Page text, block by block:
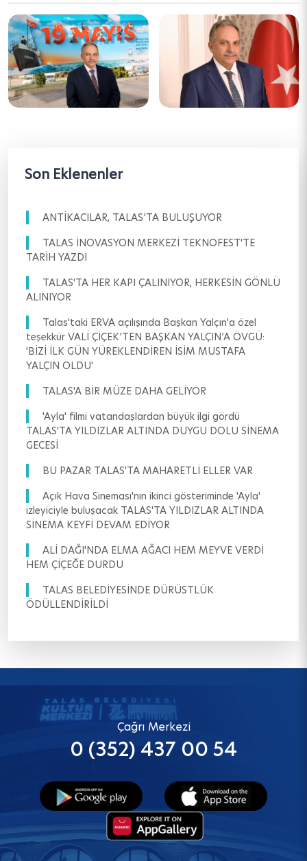
Son Eklenenler
ANTİKACILAR, TALAS’TA BULUŞUYOR
TALAS İNOVASYON MERKEZİ TEKNOFEST'TE
TARİH YAZDI
TALAS'TA HER KAPI ÇALINIYOR, HERKESİN GÖNLÜ
ALINIYOR
Talas'taki ERVA açılışında Başkan Yalçın'a özel
teşekkür VALİ ÇİÇEK’TEN BAŞKAN YALÇIN’A ÖVGÜ:
'BİZİ İLK GÜN YÜREKLENDİREN İSİM MUSTAFA
YALÇIN OLDU'
TALAS'A BİR MÜZE DAHA GELİYOR
'Ayla' filmi vatandaşlardan büyük ilgi gördü
TALAS'TA YILDIZLAR ALTINDA DUYGU DOLU SİNEMA
GECESİ
BU PAZAR TALAS'TA MAHARETLİ ELLER VAR
Açık Hava Sineması'nın ikinci gösteriminde 'Ayla'
izleyiciyle buluşacak TALAS'TA YILDIZLAR ALTINDA
SİNEMA KEYFİ DEVAM EDİYOR
ALİ DAĞI'NDA ELMA AĞACI HEM MEYVE VERDİ
HEM ÇİÇEĞE DURDU
TALAS BELEDİYESİNDE DÜRÜSTLÜK
ÖDÜLLENDİRİLDİ
Çağrı Merkezi
0 (352) 437 00 54